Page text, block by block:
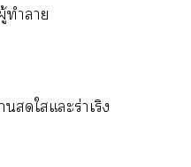
ำา
ใแะร่าเริง